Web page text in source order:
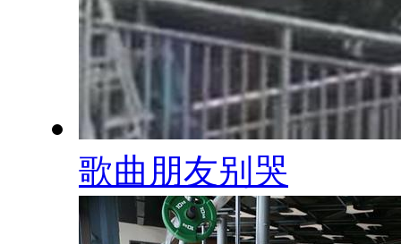
歌曲朋友别哭